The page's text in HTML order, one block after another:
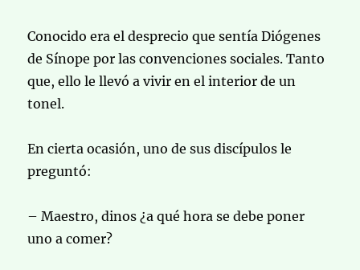
Conocido era el desprecio que sentía Diógenes
de Sínope por las convenciones sociales. Tanto
que, ello le llevó a vivir en el interior de un
tonel.
En cierta ocasión, uno de sus discípulos le
preguntó:
– Maestro, dinos ¿a qué hora se debe poner
uno a comer?